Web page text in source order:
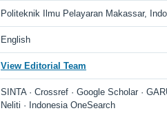
Politeknik Ilmu Pelayaran Makassar,
English
View Editorial Team
SINTA · Crossref · Google Scholar ·
Neliti · Indonesia OneSearch